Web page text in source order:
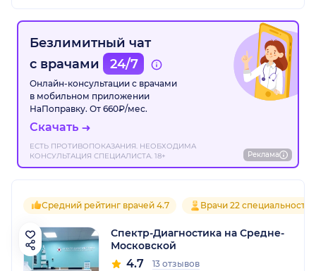
Безлимитный чат
с врачами
24/7
Онлайн-консультации с врачами
в мобильном приложении
НаПоправку. От 660₽/мес.
Скачать
ЕСТЬ ПРОТИВОПОКАЗАНИЯ. НЕОБХОДИМА
КОНСУЛЬТАЦИЯ СПЕЦИАЛИСТА. 18+
Реклама
Средний рейтинг врачей 4.7 Врачи 22 специальностей
Спектр-Диагностика на Средне-
Московской
4.7 13 отзывов